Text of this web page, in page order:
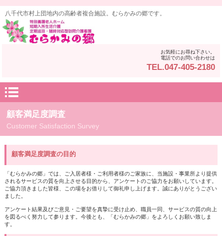
八千代市村上団地内の高齢者複合施設。むらかみの郷です。
お気軽にお尋ね下さい。
電話でのお問い合わせは
TEL.047-405-2180
顧客満足度調査
Customer Satisfaction Survey
顧客満足度調査の目的
「むらかみの郷」では、ご入居者様・ご利用者様のご家族に、当施設・事業所より提供
されるサービスの質を向上させる目的から、アンケートのご協力をお願いしています。
ご協力頂きました皆様、この場をお借りして御礼申し上げます。誠にありがとうござい
ました。
アンケート結果及びご意見・ご要望を真摯に受け止め、職員一同、サービスの質の向上
を図るべく努力して参ります。今後とも、「むらかみの郷」をよろしくお願い致しま
す。